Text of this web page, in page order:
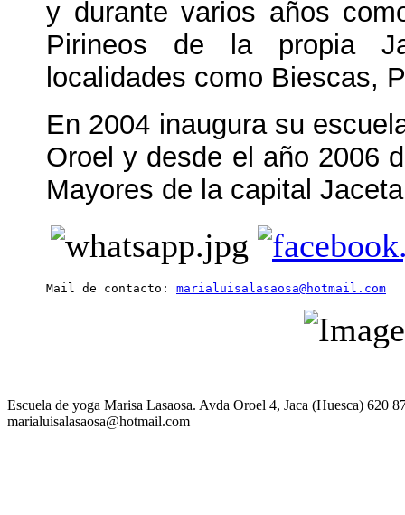
y durante varios años
Pirineos de la propia
localidades como Biescas,
En 2004 inaugura su
Oroel y desde el año 2006
Mayores de la capital
Mail de contacto: marialuisalasaosa@hotmail.com
Escuela de yoga Marisa Lasaosa. Avda Oroel 4, Jaca (Huesca) 620
marialuisalasaosa@hotmail.com